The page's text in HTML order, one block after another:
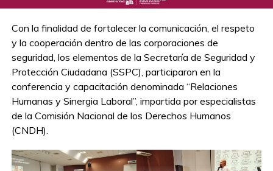
Con la finalidad de fortalecer la comunicación, el respeto
y la cooperación dentro de las corporaciones de
seguridad, los elementos de la Secretaría de Seguridad y
Protección Ciudadana (SSPC), participaron en la
conferencia y capacitación denominada “Relaciones
Humanas y Sinergia Laboral”, impartida por especialistas
de la Comisión Nacional de los Derechos Humanos
(CNDH).